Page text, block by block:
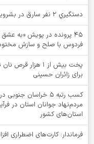
دستگيري 2 نفر سارق در بشرويه
۴۵ پرونده در پویش «به
فردوس با صلح و سازش
پخت بیش از 1
برای زائران حسینی
کسب رتبه ۵
مردم‌نهاد جوانان استان در
استان‌های کشور
فرماندار: کارت‌های اضطراری